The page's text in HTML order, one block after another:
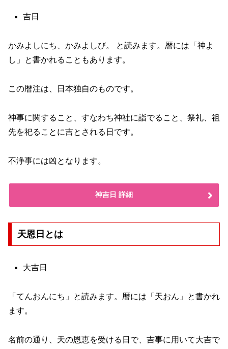
吉日
かみよしにち、かみよしび。 と読みます。暦には「神よ
し」と書かれることもあります。
この暦注は、日本独自のものです。
神事に関すること、すなわち神社に詣でること、祭礼、祖
先を祀ることに吉とされる日です。
不浄事には凶となります。
神吉日 詳細
天恩日とは
大吉日
「てんおんにち」と読みます。暦には「天おん」と書かれ
ます。
名前の通り、天の恩恵を受ける日で、吉事に用いて大吉で